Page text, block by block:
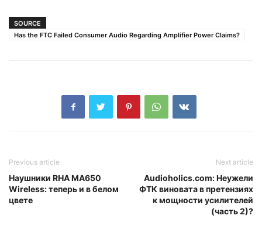
SOURCE
Has the FTC Failed Consumer Audio Regarding Amplifier Power Claims?
Previous article
Наушники RHA MA650
Wireless: теперь и в белом
цвете
Next article
Audioholics.com: Неужели
ФТК виновата в претензиях
к мощности усилителей
(часть 2)?